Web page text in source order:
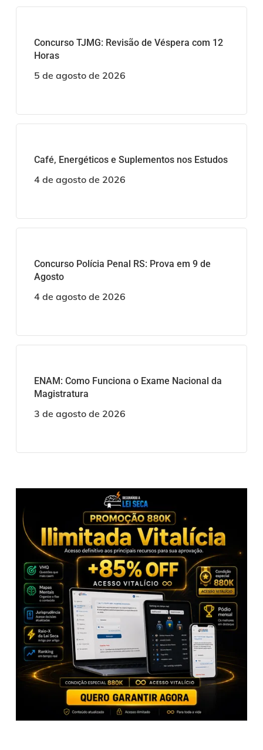
Concurso TJMG: Revisão de Véspera com 12
Horas
5 de agosto de 2026
Café, Energéticos e Suplementos nos Estudos
4 de agosto de 2026
Concurso Polícia Penal RS: Prova em 9 de
Agosto
4 de agosto de 2026
ENAM: Como Funciona o Exame Nacional da
Magistratura
3 de agosto de 2026